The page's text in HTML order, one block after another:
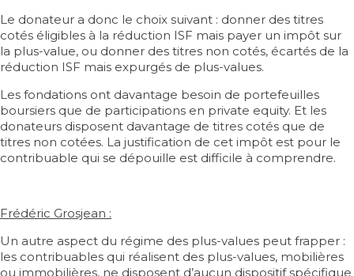
Le donateur a donc le choix suivant : donner des titres
cotés éligibles à la réduction ISF mais payer un impôt sur
la plus-value, ou donner des titres non cotés, écartés de la
réduction ISF mais expurgés de plus-values.
Les fondations ont davantage besoin de portefeuilles
boursiers que de participations en private equity. Et les
donateurs disposent davantage de titres cotés que de
titres non cotées. La justification de cet impôt est pour le
contribuable qui se dépouille est difficile à comprendre.
Frédéric Grosjean :
Un autre aspect du régime des plus-values peut frapper :
les contribuables qui réalisent des plus-values, mobilières
ou immobilières, ne disposent d’aucun dispositif spécifique